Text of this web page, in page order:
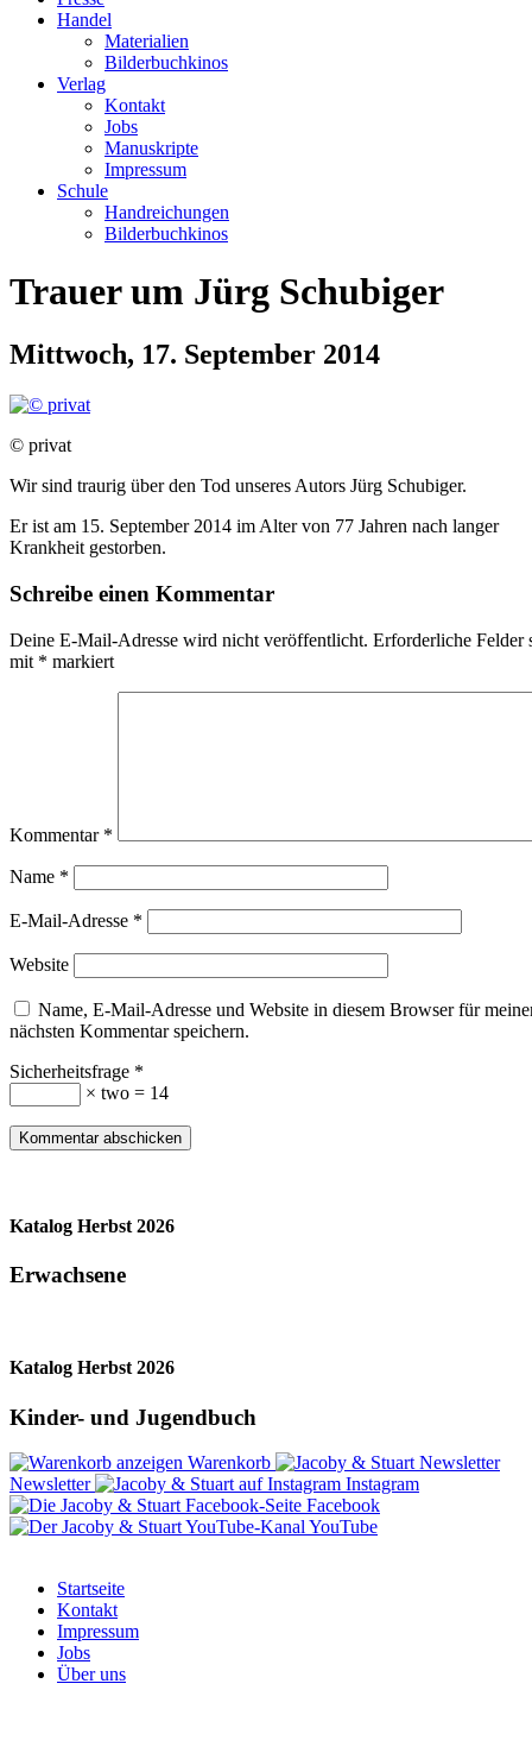
Handel
Materialien
Bilderbuchkinos
Verlag
Kontakt
Jobs
Manuskripte
Impressum
Schule
Handreichungen
Bilderbuchkinos
Trauer um Jürg Schubiger
Mittwoch, 17. September 2014
© privat
Wir sind traurig über den Tod unseres Autors Jürg Schubiger.
Er ist am 15. September 2014 im Alter von 77 Jahren nach langer
Krankheit gestorben.
Schreibe einen Kommentar
Deine E-Mail-Adresse wird nicht veröffentlicht. Erforderliche Felder
mit * markiert
Kommentar *
Name *
E-Mail-Adresse *
Website
Name, E-Mail-Adresse und Website in diesem Browser für
nächsten Kommentar speichern.
Sicherheitsfrage *
× two = 14
Katalog Herbst 2026
Erwachsene
Katalog Herbst 2026
Kinder- und Jugendbuch
Warenkorb
Newsletter
Instagram
Facebook
YouTube
Startseite
Kontakt
Impressum
Jobs
Über uns